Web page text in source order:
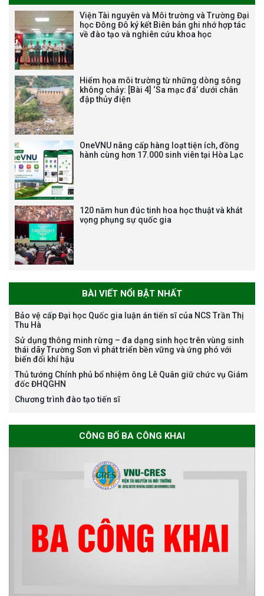
THƯ CẢM ƠN LỄ KỶ NIỆM 40
NĂM XÂY DỰNG VÀ PHÁT TRIỂN
VIỆN (1985-2025) VÀ ĐÓN
vị trí việc làm chức danh nghề
nghiệp chuyên môn dùng
Bảo vệ luận án tiến sĩ của NCS
Nguyễn Thế Thông
Thông báo chương trình học
bổng Nagao tại Việt Nam năm
ban chuyên môn đánh giá hồ
sơ chuyên môn cho các thí sinh
dự tuyển nghiên cứu sinh đợt 1
Viện Tài nguyên và Môi trường và Trường Đại
học Đông Đô ký kết Biên bản ghi nhớ hợp tác
về đào tạo và nghiên cứu khoa học
Hiểm họa môi trường từ những dòng sông
không chảy: [Bài 4] ‘Sa mạc đá’ dưới chân
đập thủy điện
OneVNU nâng cấp hàng loạt tiện ích, đồng
hành cùng hơn 17.000 sinh viên tại Hòa Lạc
120 năm hun đúc tinh hoa học thuật và khát
vọng phụng sự quốc gia
BÀI VIẾT NỔI BẬT NHẤT
Bảo vệ cấp Đại học Quốc gia luận án tiến sĩ của NCS Trần Thị
Thu Hà
Sử dụng thông minh rừng – đa dạng sinh học trên vùng sinh
thái dãy Trường Sơn vì phát triển bền vững và ứng phó với
biến đổi khí hậu
Thủ tướng Chính phủ bổ nhiệm ông Lê Quân giữ chức vụ Giám
đốc ĐHQGHN
Chương trình đào tạo tiến sĩ
CÔNG BỐ BA CÔNG KHAI